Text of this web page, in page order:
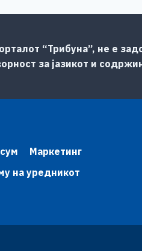
“Трибуна”, не е
за јазикот и
Маркетинг
на уредникот